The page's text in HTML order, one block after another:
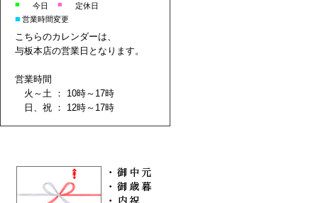
■ 今日 ■ 定休日
■ 営業時間変更
こちらのカレンダーは、
与板本店の営業日となります。
営業時間
火～土 ： 10時～17時
日、祝 ： 12時～17時